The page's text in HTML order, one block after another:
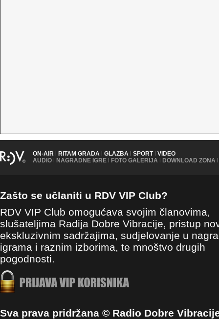
ON-AIR | RITAM GRADA | GLAZBA | SPORT | VIDEO
AUDIO | NAGRADNE IGRE | FOTO GALERIJA | DOWNLOAD ZONA |
Zašto se učlaniti u RDV VIP Club?
RDV VIP Club omogućava svojim članovima,
slušateljima Radija Dobre Vibracije, pristup
ekskluzivnim sadržajima, sudjelovanje u
igrama i raznim izborima, te mnoštvo drugih
pogodnosti.
Sva prava pridržana © Radio Dobre